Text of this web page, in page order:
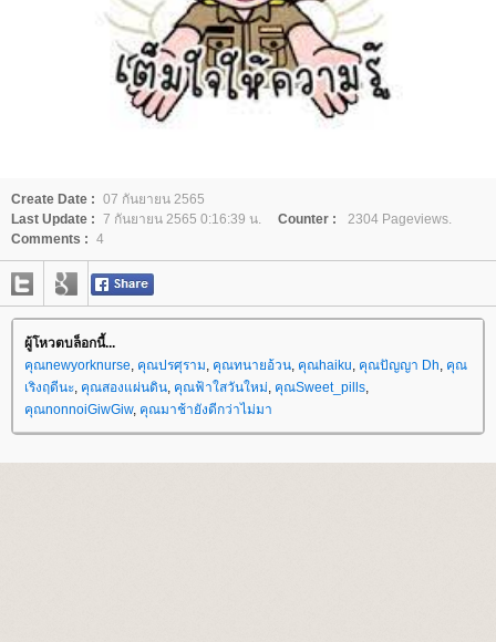
Create Date : 07 กันยายน 2565
Last Update : 7 กันยายน 2565 0:16:39 น. Counter :
2304 Pageviews.
Comments : 4
ผู้โหวตบล็อกนี้...
คุณnewyorknurse, คุณปรศุราม, คุณทนายอ้วน, คุณhaiku, คุณปัญญา Dh, คุณ
เริงฤดีนะ, คุณสองแผ่นดิน, คุณฟ้าใสวันใหม่, คุณSweet_pills,
คุณnonnoiGiwGiw, คุณมาช้ายังดีกว่าไม่มา